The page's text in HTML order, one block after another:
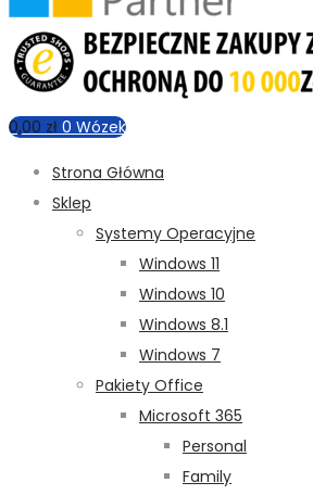
0,00 zł 0 Wózek
Strona Główna
Sklep
Systemy Operacyjne
Windows 11
Windows 10
Windows 8.1
Windows 7
Pakiety Office
Microsoft 365
Personal
Family